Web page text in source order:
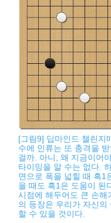
[그림9] 딥마인드 챌린지
수에 인류는 또 충격을
걸까. 아니, 왜 지금이어
타이밍을 알 수는 없다.
면으로 폭을 넓힐 때 흑1
을 때도 흑1은 도움이 된
시점에 해두어도 큰 손해
의 등장은 우리가 자신의
할 수 있을 것이다.